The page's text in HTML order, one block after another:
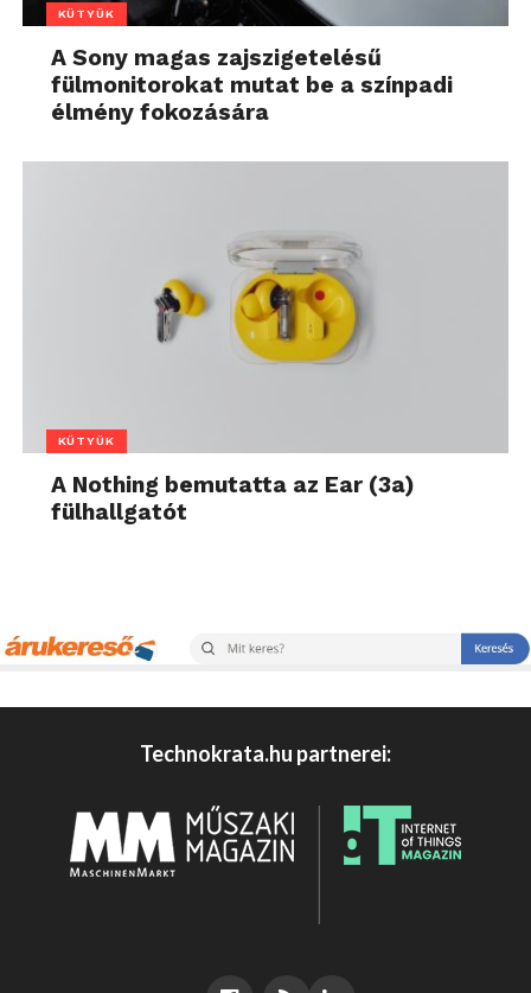
KÜTYÜK
A Sony magas zajszigetelésű
fülmonitorokat mutat be a színpadi
élmény fokozására
KÜTYÜK
A Nothing bemutatta az Ear (3a)
fülhallgatót
Technokrata.hu partnerei: